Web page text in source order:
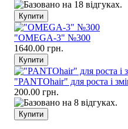
"OMEGA-3" №300
1640.00 грн.
"PANTOhair" для роста і
200.00 грн.